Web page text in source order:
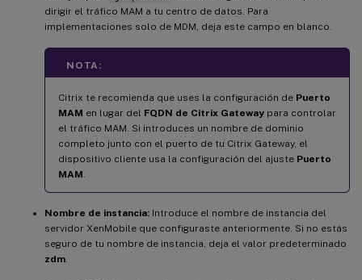
dirigir el tráfico MAM a tu centro de datos. Para
implementaciones solo de MDM, deja este campo en blanco.
NOTA:
Citrix te recomienda que uses la configuración de Puerto
MAM en lugar del FQDN de Citrix Gateway para controlar
el tráfico MAM. Si introduces un nombre de dominio
completo junto con el puerto de tu Citrix Gateway, el
dispositivo cliente usa la configuración del ajuste Puerto
MAM.
Nombre de instancia: Introduce el nombre de instancia del
servidor XenMobile que configuraste anteriormente. Si no estás
seguro de tu nombre de instancia, deja el valor predeterminado
zdm.